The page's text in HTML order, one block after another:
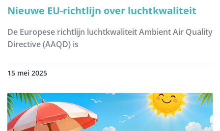
Nieuwe EU-richtlijn over luchtkwaliteit
De Europese richtlijn luchtkwaliteit Ambient Air Quality
Directive (AAQD) is
15 mei 2025